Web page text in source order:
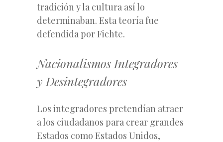
tradición y la cultura así lo
determinaban. Esta teoría fue
defendida por Fichte.
Nacionalismos Integradores
y Desintegradores
Los integradores pretendían atraer
a los ciudadanos para crear grandes
Estados como Estados Unidos,